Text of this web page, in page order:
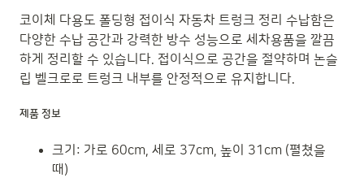
코이체 다용도 폴딩형 접이식 자동차 트렁크 정리 수납함은
다양한 수납 공간과 강력한 방수 성능으로 세차용품을 깔끔
하게 정리할 수 있습니다. 접이식으로 공간을 절약하며 논슬
립 벨크로로 트렁크 내부를 안정적으로 유지합니다.
제품 정보
크기: 가로 60cm, 세로 37cm, 높이 31cm (펼쳤을
때)